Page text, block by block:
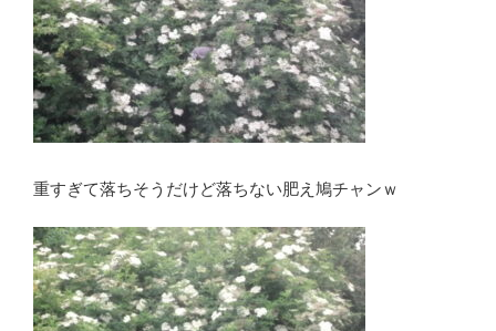
重すぎて落ちそうだけど落ちない肥え鳩チャンｗ